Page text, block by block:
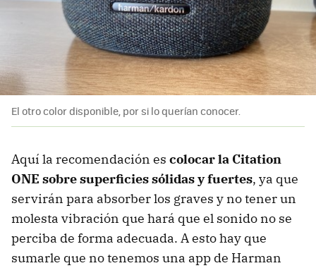
El otro color disponible, por si lo querían conocer.
Aquí la recomendación es colocar la Citation
ONE sobre superficies sólidas y fuertes, ya que
servirán para absorber los graves y no tener un
molesta vibración que hará que el sonido no se
perciba de forma adecuada. A esto hay que
sumarle que no tenemos una app de Harman